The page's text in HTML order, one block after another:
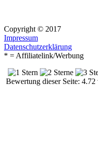
Copyright © 2017
Impressum
Datenschutzerklärung
* = Affiliatelink/Werbung
Bewertung dieser Seite: